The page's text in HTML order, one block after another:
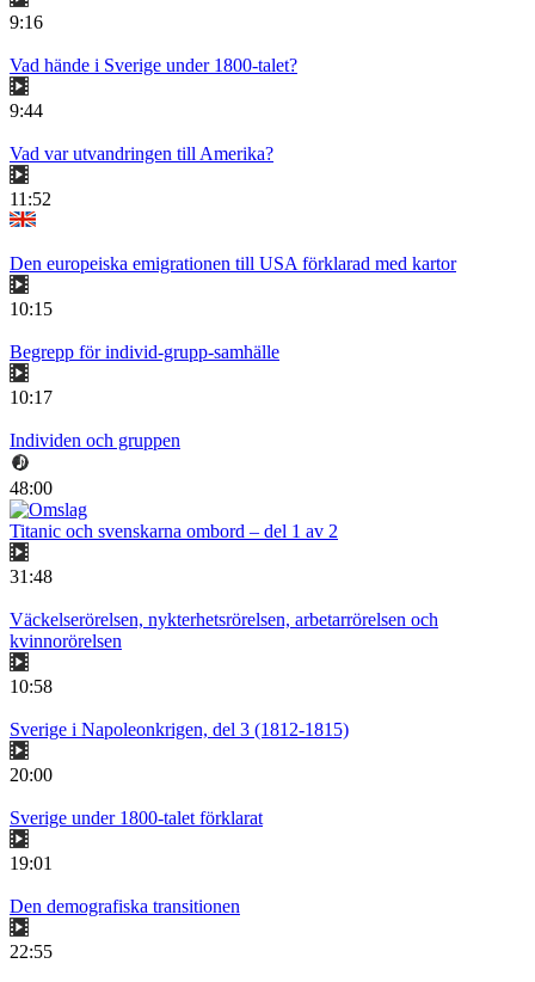
9:16
Vad hände i Sverige under 1800-talet?
9:44
Vad var utvandringen till Amerika?
11:52
Den europeiska emigrationen till USA förklarad med kartor
10:15
Begrepp för individ-grupp-samhälle
10:17
Individen och gruppen
48:00
Titanic och svenskarna ombord – del 1 av 2
31:48
Väckelserörelsen, nykterhetsrörelsen, arbetarrörelsen och
kvinnorörelsen
10:58
Sverige i Napoleonkrigen, del 3 (1812-1815)
20:00
Sverige under 1800-talet förklarat
19:01
Den demografiska transitionen
22:55